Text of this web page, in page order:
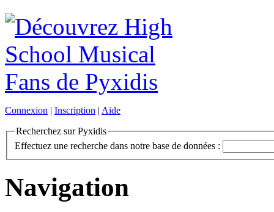
Connexion | Inscription | Aide
Recherchez sur Pyxidis
Effectuez une recherche dans notre base de données :
Navigation